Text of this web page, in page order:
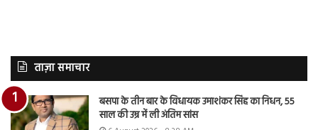
ताज़ा समाचार
बसपा के तीन बार के विधायक उमाशंकर सिंह का निधन, 55
साल की उम्र में ली अंतिम सांस